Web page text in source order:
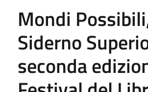
Mondi
Siderno
seconda